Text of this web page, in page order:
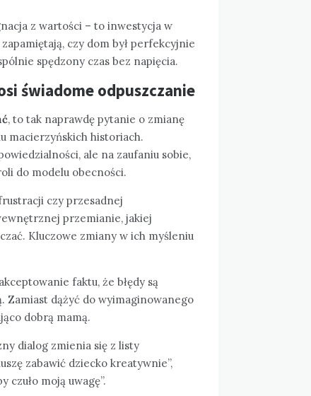
z wartości – to inwestycja w
czy dom był perfekcyjnie
spędzony czas bez napięcia.
świadome odpuszczanie
, to tak naprawdę pytanie o zmianę
macierzyńskich historiach.
ale na zaufaniu sobie,
do modelu obecności.
czy przesadnej
przemianie, jakiej
Kluczowe zmiany w ich myśleniu
faktu, że błędy są
Zamiast dążyć do wyimaginowanego
dobrą mamą.
dialog zmienia się z listy
zabawić dziecko kreatywnie”,
czuło moją uwagę”.